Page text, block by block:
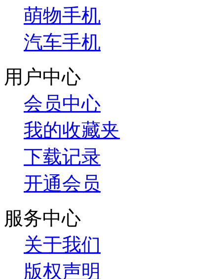
萌物手机
汽车手机
用户中心
会员中心
我的收藏夹
下载记录
开通会员
服务中心
关于我们
版权声明